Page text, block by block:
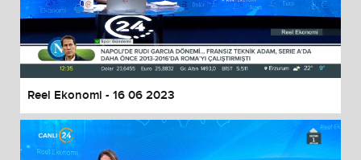
Reel Ekonomi - 16 06 2023